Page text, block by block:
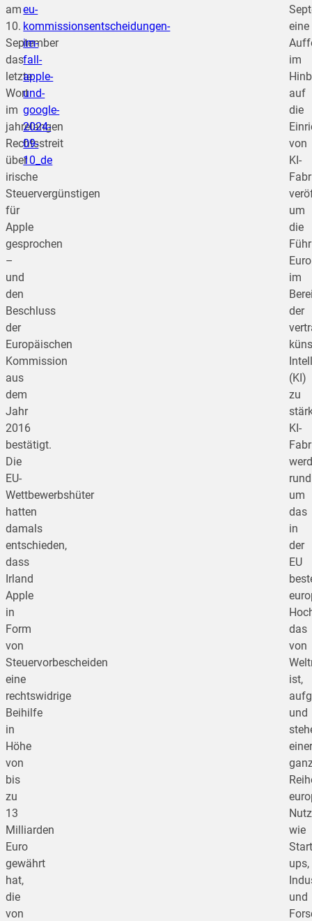
am
10.
September
das
letzte
Wort
im
jahrelangen
Rechtsstreit
über
irische
Steuervergünstigen
für
Apple
gesprochen
–
und
den
Beschluss
der
Europäischen
Kommission
aus
dem
Jahr
2016
bestätigt.
Die
EU-
Wettbewerbshüter
hatten
damals
entschieden,
dass
Irland
Apple
in
Form
von
Steuervorbescheiden
eine
rechtswidrige
Beihilfe
in
Höhe
von
bis
zu
13
Milliarden
Euro
gewährt
hat,
die
von
eu-
kommissionsentscheidungen-
im-
fall-
apple-
und-
google-
2024-
09-
10_de
eine
im
auf
die
von
KI-
um
die
im
der
(KI)
zu
KI-
rund
um
das
in
der
EU
das
von
ist,
und
einer
wie
ups,
und